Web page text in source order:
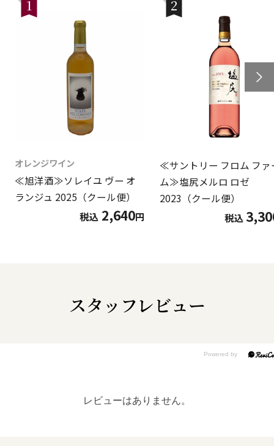
1
オレンジワイン
≪旭洋酒≫ソレイユ ヴー オ
ランジュ 2025（クール便）
税込 2,640円
2
≪サントリー フロム ファ
ム≫塩尻メルロ ロゼ
2023（クール便）
税込
スタッフレビュー
レビューはありません。